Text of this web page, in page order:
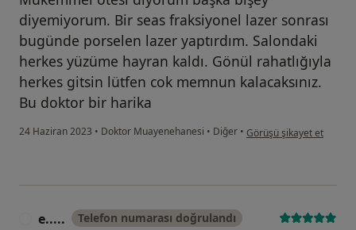
diyemiyorum. Bir seas fraksiyonel lazer sonrası
bugünde porselen lazer yaptırdım. Salondaki
herkes yüzüme hayran kaldı. Gönül rahatlığıyla
herkes gitsin lütfen cok memnun kalacaksınız.
Bu doktor bir harika
24 Haziran 2023 • Doktor Muayenehanesi • Diğer • kullanıcının görüşüne
Görüşü şikayet et
e..... Telefon numarası doğrulandı